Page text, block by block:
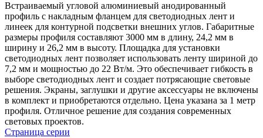
Встраиваемый угловой алюминиевый анодированный
профиль с накладным фланцем для светодиодных лент и
линеек для контурной подсветки внешних углов. Габаритные
размеры профиля составляют 3000 мм в длину, 24,2 мм в
ширину и 26,2 мм в высоту. Площадка для установки
светодиодных лент позволяет использовать ленту шириной до
7,2 мм и мощностью до 22 Вт/м. Это обеспечивает гибкость в
выборе светодиодных лент и создает потрясающие световые
решения. Экраны, заглушки и другие аксессуары не включены
в комплект и приобретаются отдельно. Цена указана за 1 метр
профиля. Отличное решение для создания современных
световых проектов.
Страница серии